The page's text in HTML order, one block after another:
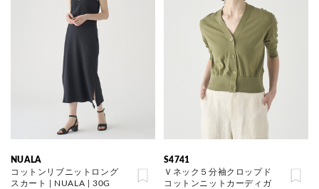
NUALA
コットンリブニットロング
スカート | NUALA | 30G
S4741
Ｖネック５分袖クロップド
コットンニットカーディガ